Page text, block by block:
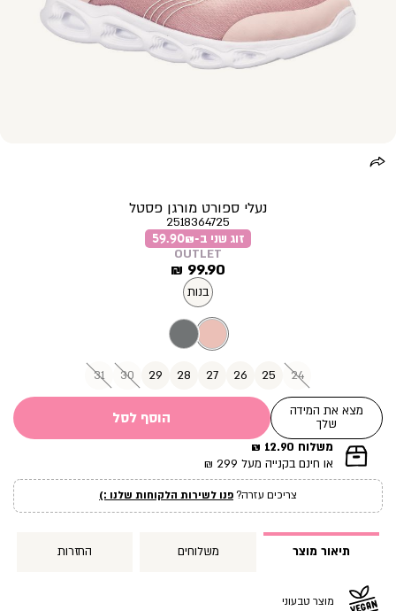
נעלי ספורט מורגן פסטל
2518364725
זוג שני ב-59.90₪
OUTLET
מחיר
מוצר
99.90 ₪
בנות
24
25
26
27
28
29
30
31
מצא את המידה
שלך
הוסף לסל
|
תומך
עמוד
מוצר
משלוח 12.90 ₪
או חינם בקנייה מעל 299 ₪
צריכים עזרה?פנו לשירות הלקוחות שלנו :)
תיאור מוצר משלוחים החזרות
מוצר טבעוני